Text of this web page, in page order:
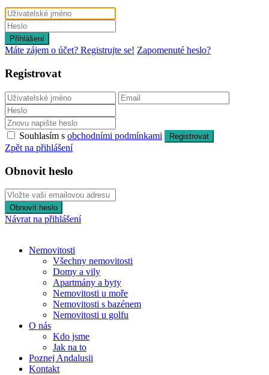
Přihlášení
Máte zájem o účet? Registrujte se! Zapomenuté heslo?
Registrovat
Souhlasím s obchodními podmínkami Registrovat
Zpět na přihlášení
Obnovit heslo
Obnovit heslo
Návrat na přihlášení
Nemovitosti
Všechny nemovitosti
Domy a vily
Apartmány a byty
Nemovitosti u moře
Nemovitosti s bazénem
Nemovitosti u golfu
O nás
Kdo jsme
Jak na to
Poznej Andalusii
Kontakt